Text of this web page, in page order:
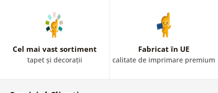
Cel mai vast sortiment
tapet și decorații
Fabricat în UE
calitate de imprimare premium